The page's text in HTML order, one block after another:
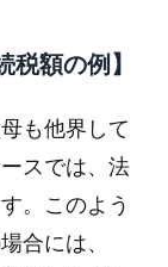
額の例】
も他界して
スでは、法
。このよう
合には、